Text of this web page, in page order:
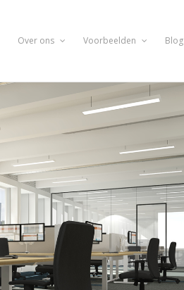
Over ons Voorbeelden Blog